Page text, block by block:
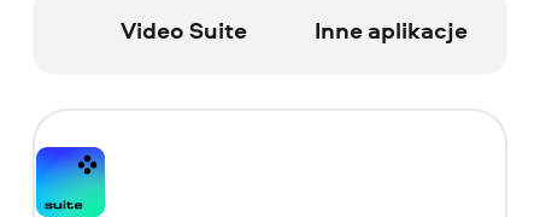
Video Suite Inne aplikacje